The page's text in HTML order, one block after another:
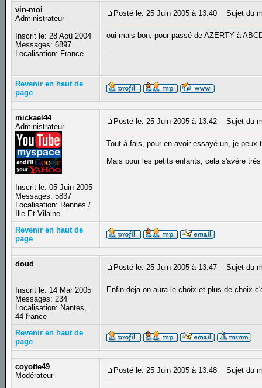
vin-moi
Administrateur
Inscrit le: 28 Aoû 2004
Messages: 6897
Localisation: France
Posté le: 25 Juin 2005 à 13:40 Sujet du
oui mais bon, pour passé de AZERTY à
Revenir en haut de
page
mickael44
Administrateur
Inscrit le: 05 Juin 2005
Messages: 5837
Localisation: Rennes /
Ille Et Vilaine
Posté le: 25 Juin 2005 à 13:42 Sujet du
Tout à fais, pour en avoir essayé un, je
Mais pour les petits enfants, cela s'avère
Revenir en haut de
page
doud
Inscrit le: 14 Mar 2005
Messages: 234
Localisation: Nantes,
44 france
Posté le: 25 Juin 2005 à 13:47 Sujet du
Enfin deja on aura le choix et plus de choix
Revenir en haut de
page
coyotte49
Modérateur
Posté le: 25 Juin 2005 à 13:48 Sujet du